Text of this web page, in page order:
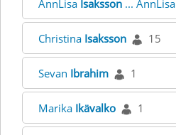
AnnLisa Isaksson ... AnnLisa
Christina Isaksson 15
Sevan Ibrahim 1
Marika Ikävalko 1